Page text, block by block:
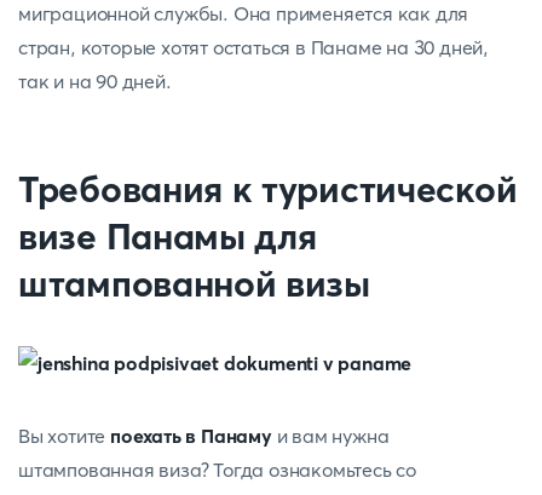
миграционной службы. Она применяется как для
стран, которые хотят остаться в Панаме на 30 дней,
так и на 90 дней.
Требования к туристической
визе Панамы для
штампованной визы
Вы хотите поехать в Панамуи вам нужна
штампованная виза? Тогда ознакомьтесь со